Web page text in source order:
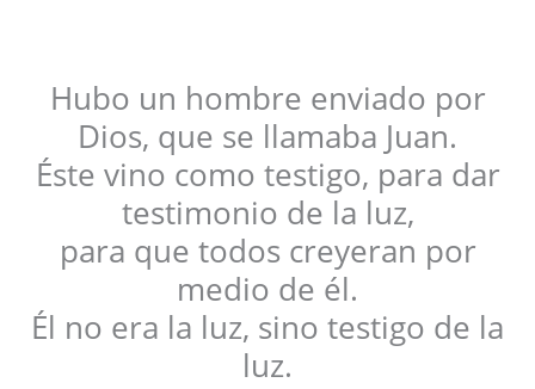
Hubo un hombre enviado por
Dios, que se llamaba Juan.
Éste vino como testigo, para dar
testimonio de la luz,
para que todos creyeran por
medio de él.
Él no era la luz, sino testigo de la
luz.